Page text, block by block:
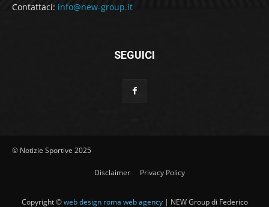
Contattaci: info@new-group.it
SEGUICI
© Notizie Sportive 2025
Disclaimer Privacy Policy
Copyright ©web design roma web agency| NEW Group di Federico